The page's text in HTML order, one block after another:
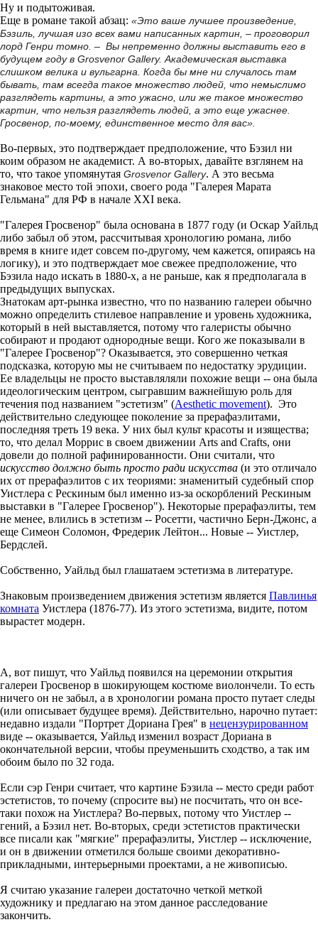
Ну и подытоживая.
Еще в романе такой абзац: «Это ваше лучшее произведение,
Бэзиль, лучшая изо всех вами написанных картин, – проговорил
лорд Генри томно. – Вы непременно должны выставить его в
будущем году в Grosvenor Gallery. Академическая выставка
слишком велика и вульгарна. Когда бы мне ни случалось там
бывать, там всегда такое множество людей, что немыслимо
разглядеть картины, а это ужасно, или же такое множество
картин, что нельзя разглядеть людей, а это еще ужаснее.
Гросвенор, по-моему, единственное место для вас».
Во-первых, это подтверждает предположение, что Бэзил ни
коим образом не академист. А во-вторых, давайте взглянем на
то, что такое упомянутая Grosvenor Gallery. А это весьма
знаковое место той эпохи, своего рода "Галерея Марата
Гельмана" для РФ в начале XXI века.
"Галерея Гросвенор" была основана в 1877 году (и Оскар Уайльд
либо забыл об этом, рассчитывая хронологию романа, либо
время в книге идет совсем по-другому, чем кажется, опираясь на
логику), и это подтверждает мое свежее предположение, что
Бэзила надо искать в 1880-х, а не раньше, как я предполагала в
предыдущих выпусках.
Знатокам арт-рынка известно, что по названию галереи обычно
можно определить стилевое направление и уровень художника,
который в ней выставляется, потому что галеристы обычно
собирают и продают однородные вещи. Кого же показывали в
"Галерее Гросвенор"? Оказывается, это совершенно четкая
подсказка, которую мы не считываем по недостатку эрудиции.
Ее владельцы не просто выставляляли похожие вещи -- она была
идеологическим центром, сыгравшим важнейшую роль для
течения под названием "эстетизм" (Aesthetic movement). Это
действительно следующее поколение за прерафаэлитами,
последняя треть 19 века. У них был культ красоты и изящества;
то, что делал Моррис в своем движении Arts and Crafts, они
довели до полной рафинированности. Они считали, что
искусство должно быть просто ради искусства (и это отличало
их от прерафаэлитов с их теориями: знаменитый судебный спор
Уистлера с Рескиным был именно из-за оскорблений Рескиным
выставки в "Галерее Гросвенор"). Некоторые прерафаэлиты, тем
не менее, влились в эстетизм -- Росетти, частично Берн-Джонс, а
еще Симеон Соломон, Фредерик Лейтон... Новые -- Уистлер,
Бердслей.
Собственно, Уайльд был глашатаем эстетизма в литературе.
Знаковым произведением движения эстетизм является Павлинья
комната Уистлера (1876-77). Из этого эстетизма, видите, потом
вырастет модерн.
А, вот пишут, что Уайльд появился на церемонии открытия
галереи Гросвенор в шокирующем костюме виолончели. То есть
ничего он не забыл, а в хронологии романа просто путает следы
(или описывает будущее время). Действительно, нарочно путает:
недавно издали "Портрет Дориана Грея" в нецензурированном
виде -- оказывается, Уайльд изменил возраст Дориана в
окончательной версии, чтобы преуменьшить сходство, а так им
обоим было по 32 года.
Если сэр Генри считает, что картине Бэзила -- место среди работ
эстетистов, то почему (спросите вы) не посчитать, что он все-
таки похож на Уистлера? Во-первых, потому что Уистлер --
гений, а Бэзил нет. Во-вторых, среди эстетистов практически
все писали как "мягкие" прерафаэлиты, Уистлер -- исключение,
и он в движении отметился больше своими декоративно-
прикладными, интерьерными проектами, а не живописью.
Я считаю указание галереи достаточно четкой меткой
художнику и предлагаю на этом данное расследование
закончить.